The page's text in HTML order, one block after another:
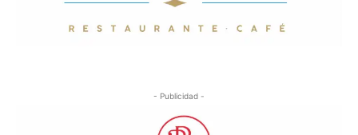
- Publicidad -